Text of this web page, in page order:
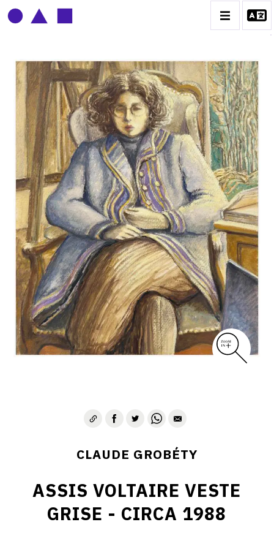
CLAUDE GROBÉTY
BIOGRAPHIE
CATALOGUE DES OEUVRES
CONTACT
CLAUDE GROBÉTY
ASSIS VOLTAIRE VESTE
GRISE - CIRCA 1988